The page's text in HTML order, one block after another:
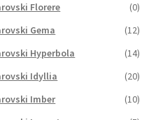
Florere
(0)
Gema
(12)
Hyperbola
(14)
Idyllia
(20)
Imber
(10)